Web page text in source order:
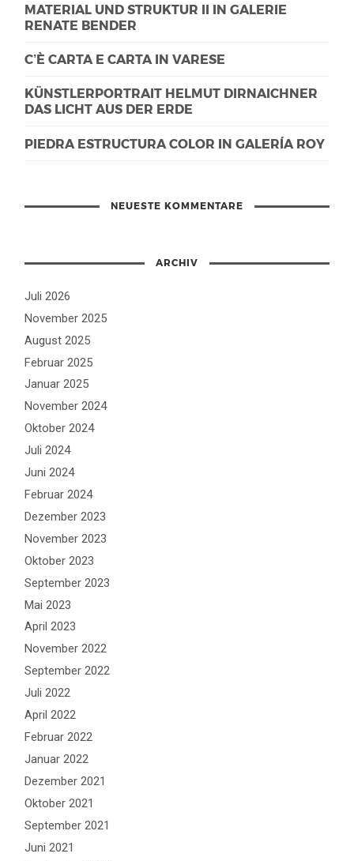
MATERIAL UND STRUKTUR II IN GALERIE
RENATE BENDER
C’È CARTA E CARTA IN VARESE
KÜNSTLERPORTRAIT HELMUT DIRNAICHNER
DAS LICHT AUS DER ERDE
PIEDRA ESTRUCTURA COLOR IN GALERÍA ROY
NEUESTE KOMMENTARE
ARCHIV
Juli 2026
November 2025
August 2025
Februar 2025
Januar 2025
November 2024
Oktober 2024
Juli 2024
Juni 2024
Februar 2024
Dezember 2023
November 2023
Oktober 2023
September 2023
Mai 2023
April 2023
November 2022
September 2022
Juli 2022
April 2022
Februar 2022
Januar 2022
Dezember 2021
Oktober 2021
September 2021
Juni 2021